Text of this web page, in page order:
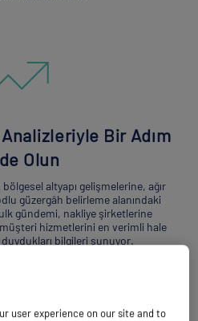
Bir Adım
Olun
altyapı gelişmelerine, ağır
güzergâh belirleme alanındaki
gündemi, nakliye şirketlerine
hizmetlerini en verimli hale
bilgileri sunuyor.
user experience on our site and to